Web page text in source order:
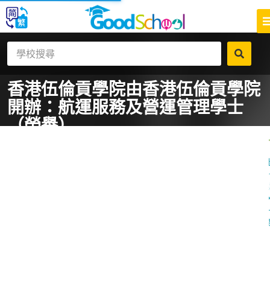
香港伍倫貢學院由香港伍倫貢學院
開辦：航運服務及營運管理學士
（榮譽）